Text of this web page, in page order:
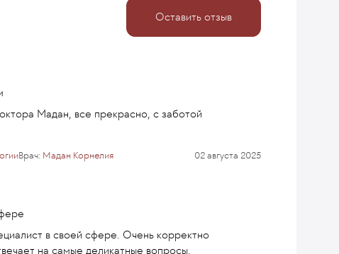
Оставить отзыв
Мадан, все прекрасно, с заботой
Врач: Мадан Корнелия 02 августа 2025
в своей сфере. Очень корректно
на самые деликатные вопросы.